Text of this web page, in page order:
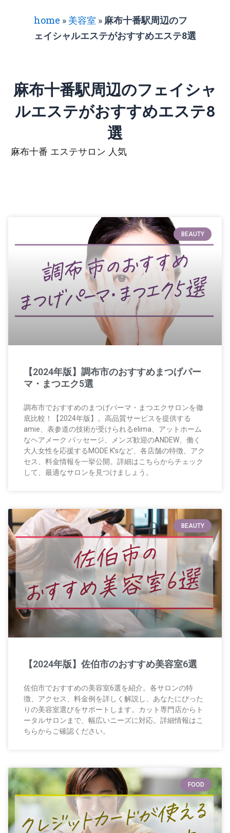
home » 美容室 » 麻布十番駅周辺のフ
ェイシャルエステがおすすめエステ8選
麻布十番駅周辺のフェイシャ
ルエステがおすすめエステ8
選
麻布十番 エステサロン 人気
BEAUTY
【2024年版】調布市のおすすめまつげパー
マ・まつエク5選
調布市でおすすめのまつげパーマ・まつエクサロンを徹
底比較！【2024年版】。高品質サービスを提供する
amie、表参道の技術が受けられるelima、アットホーム
なヘアメーク パッセージ、メンズ歓迎のANDEW、働く
大人女性を応援するMODE K’sなど、各店舗の特徴、アク
セス、料金情報を一挙公開。詳細はこちらからチェック
して、最適なサロンを見つけましょう。
BEAUTY
【2024年版】佐伯市のおすすめ美容室6選
佐伯市でおすすめの美容室6選を紹介。各サロンの特
徴、アクセス、料金例を詳しく解説し、あなたにぴった
りの美容室選びをサポートします。カット専門店からト
ータルサロンまで、幅広いニーズに対応。詳細情報はこ
ちらからご確認ください。
FOOD